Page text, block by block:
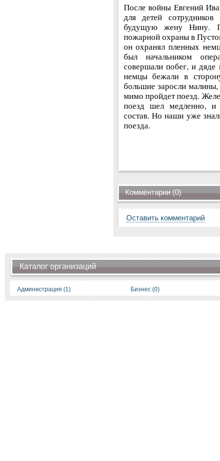
После войны Евгений
для детей
будущую жену Нину.
пожарной охраны в
он охранял пленных
был начальником
совершали побег, и дяде
немцы бежали в
большие заросли
мимо пройдет поезд.
поезд шел медленно, и
состав. Но наши уже
поезда.
Комментарии (0)
Оставить комментарий
Каталог организаций
Администрация (1) Бизнес (0)